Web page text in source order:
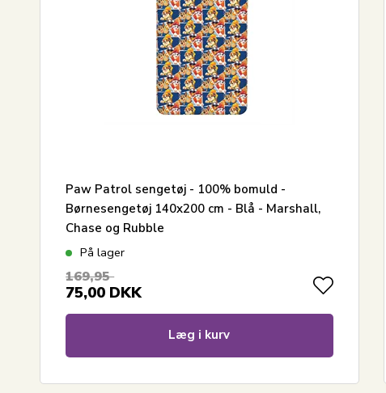
Paw Patrol sengetøj - 100% bomuld -
Børnesengetøj 140x200 cm - Blå - Marshall,
Chase og Rubble
På lager
169,95
75,00 DKK
Læg i kurv